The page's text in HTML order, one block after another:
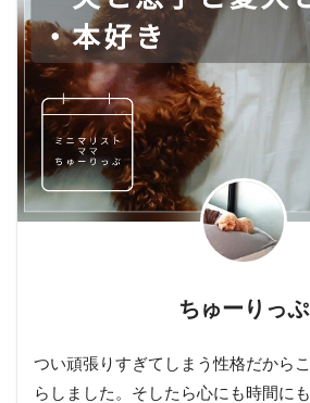
ちゅーりっぷ
つい頑張りすぎてしまう性格だから
らしました。そしたら心にも時間に